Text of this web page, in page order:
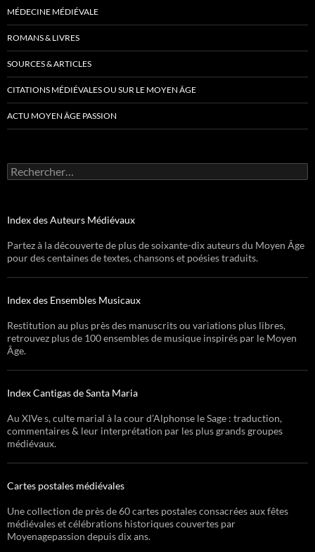
MÉDECINE MÉDIÉVALE
ROMANS & LIVRES
SOURCES & ARTICLES
CITATIONS MÉDIÉVALES OU SUR LE MOYEN ÂGE
ACTU MOYEN ÂGE PASSION
Rechercher :
Index des Auteurs Médiévaux
Partez à la découverte de plus de soixante-dix auteurs du Moyen Âge
pour des centaines de textes, chansons et poésies traduits.
Index des Ensembles Musicaux
Restitution au plus près des manuscrits ou variations plus libres,
retrouvez plus de 100 ensembles de musique inspirés par le Moyen
Âge.
Index Cantigas de Santa Maria
Au XIVe s, culte marial à la cour d’Alphonse le Sage : traduction,
commentaires & leur interprétation par les plus grands groupes
médiévaux.
Cartes postales médiévales
Une collection de près de 60 cartes postales consacrées aux fêtes
médiévales et célébrations historiques couvertes par
Moyenagepassion depuis dix ans.